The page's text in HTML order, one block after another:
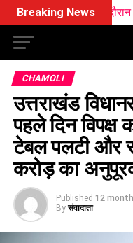
Breaking News
स्नान के दौरान हादसा, तेज बहाव
CHAMOLI
उत्तराखंड
पहले दिन विपक्ष
टेबल पलटी और
करोड़ का
Published 12
By संवादाता